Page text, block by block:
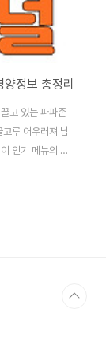
정보 총정리
고 있는 파파존
루 어우러져 남
인기 메뉴의 칼
지널 피자란?파
합니다. 짭짤하